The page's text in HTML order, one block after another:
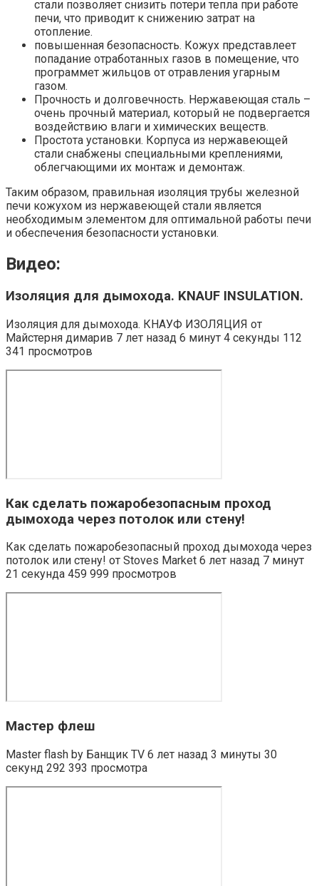
стали позволяет снизить потери тепла при работе
печи, что приводит к снижению затрат на
отопление.
повышенная безопасность. Кожух представлеет
попадание отработанных газов в помещение, что
программет жильцов от отравления угарным
газом.
Прочность и долговечность. Нержавеющая сталь –
очень прочный материал, который не подвергается
воздействию влаги и химических веществ.
Простота установки. Корпуса из нержавеющей
стали снабжены специальными креплениями,
облегчающими их монтаж и демонтаж.
Таким образом, правильная изоляция трубы железной
печи кожухом из нержавеющей стали является
необходимым элементом для оптимальной работы печи
и обеспечения безопасности установки.
Видео:
Изоляция для дымохода. KNAUF INSULATION.
Изоляция для дымохода. КНАУФ ИЗОЛЯЦИЯ от
Майстерня димарив 7 лет назад 6 минут 4 секунды 112
341 просмотров
Как сделать пожаробезопасным проход
дымохода через потолок или стену!
Как сделать пожаробезопасный проход дымохода через
потолок или стену! от Stoves Market 6 лет назад 7 минут
21 секунда 459 999 просмотров
Мастер флеш
Master flash by Банщик TV 6 лет назад 3 минуты 30
секунд 292 393 просмотра